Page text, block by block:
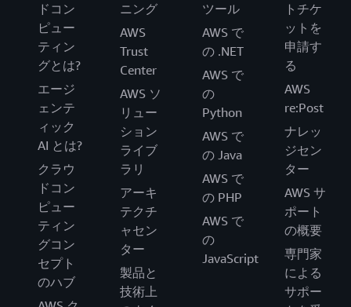
ドコン
ピュー
ティン
グとは?
エージ
ェンテ
ィック
AI とは?
クラウ
ドコン
ピュー
ティン
グコン
セプト
のハブ
ニング
AWS
Trust
Center
AWS ソ
リュー
ション
ライブ
ラリ
アーキ
テクチ
ャセン
ター
製品と
技術上
ツール
AWS で
の .NET
AWS で
の
Python
AWS で
の Java
AWS で
の PHP
AWS で
の
JavaScript
トチケ
ットを
申請す
る
AWS
re:Post
ナレッ
ジセン
ター
AWS サ
ポート
の概要
専門家
による
サポー